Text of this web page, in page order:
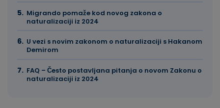
Migrando pomaže kod novog zakona o
naturalizaciji iz 2024
U vezi s novim zakonom o naturalizaciji s Hakanom
Demirom
FAQ – Često postavljana pitanja o novom Zakonu o
naturalizaciji iz 2024